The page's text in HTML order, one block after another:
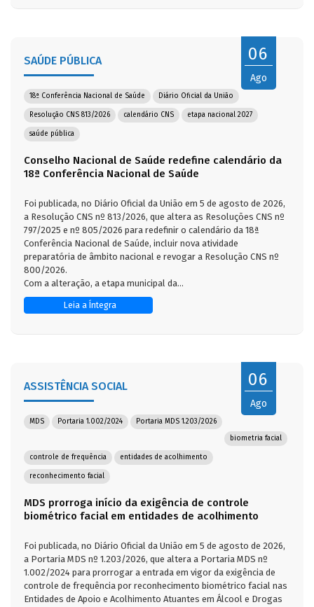
06
Ago
SAÚDE PÚBLICA
18ª Conferência Nacional de Saúde Diário Oficial da União
Resolução CNS 813/2026 calendário CNS etapa nacional 2027
saúde pública
Conselho Nacional de Saúde redefine calendário da
18ª Conferência Nacional de Saúde
Foi publicada, no Diário Oficial da União em 5 de agosto de 2026,
a Resolução CNS nº 813/2026, que altera as Resoluções CNS nº
797/2025 e nº 805/2026 para redefinir o calendário da 18ª
Conferência Nacional de Saúde, incluir nova atividade
preparatória de âmbito nacional e revogar a Resolução CNS nº
800/2026.
Com a alteração, a etapa municipal da...
Leia a Íntegra
06
Ago
ASSISTÊNCIA SOCIAL
MDS Portaria 1.002/2024
Portaria MDS 1.203/2026
biometria facial
controle de frequência entidades de acolhimento
reconhecimento facial
MDS prorroga início da exigência de controle
biométrico facial em entidades de acolhimento
Foi publicada, no Diário Oficial da União em 5 de agosto de 2026,
a Portaria MDS nº 1.203/2026, que altera a Portaria MDS nº
1.002/2024 para prorrogar a entrada em vigor da exigência de
controle de frequência por reconhecimento biométrico facial nas
Entidades de Apoio e Acolhimento Atuantes em Álcool e Drogas